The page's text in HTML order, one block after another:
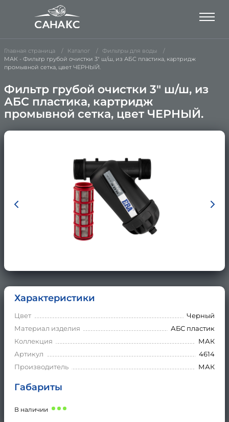
Главная страница Каталог
Фильтры для воды
МАК - Фильтр грубой очистки 3" ш/ш, из АБС пластика, картридж
промывной сетка, цвет ЧЕРНЫЙ.
Фильтр грубой очистки 3" ш/ш, из
АБС пластика, картридж
промывной сетка, цвет ЧЕРНЫЙ.
Характеристики
Цвет
Черный
Материал изделия
АБС пластик
Коллекция
МАК
Артикул
4614
Производитель
МАК
Габариты
В наличии